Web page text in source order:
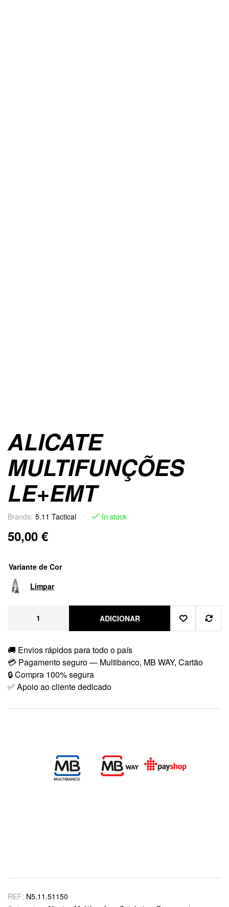
ALICATE
MULTIFUNÇÕES
LE+EMT
Brands: 5.11 Tactical In stock
50,00 €
Variante de Cor
Limpar
ADICIONAR
🚚 Envios rápidos para todo o país
💳 Pagamento seguro — Multibanco, MB WAY, Cartão
🔒 Compra 100% segura
✅ Apoio ao cliente dedicado
REF: N5.11.51150